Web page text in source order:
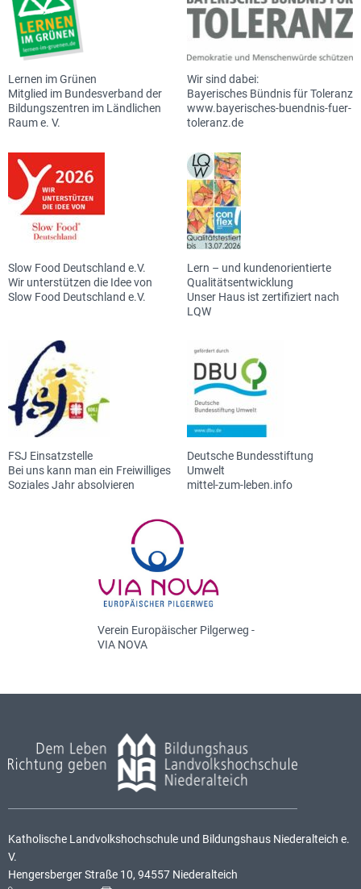
Lernen im Grünen
Mitglied im Bundesverband der
Bildungszentren im Ländlichen
Raum e. V.
Wir sind dabei:
Bayerisches Bündnis für Toleranz
www.bayerisches-buendnis-fuer-
toleranz.de
Slow Food Deutschland e.V.
Wir unterstützen die Idee von
Slow Food Deutschland e.V.
Lern – und kundenorientierte
Qualitätsentwicklung
Unser Haus ist zertifiziert nach
LQW
FSJ Einsatzstelle
Bei uns kann man ein Freiwilliges
Soziales Jahr absolvieren
Deutsche Bundesstiftung
Umwelt
mittel-zum-leben.info
Verein Europäischer Pilgerweg -
VIA NOVA
Katholische Landvolkshochschule und Bildungshaus Niederalteich e.
V.
Hengersberger Straße 10, 94557 Niederalteich